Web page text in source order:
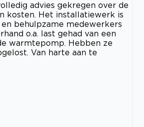
advies gekregen over de
kosten. Het installatiewerk is
behulpzame medewerkers
o.a. last gehad van een
warmtepomp. Hebben ze
Van harte aan te